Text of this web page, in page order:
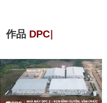
PCスチール